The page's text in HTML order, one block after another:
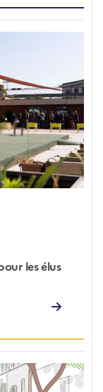
les élus